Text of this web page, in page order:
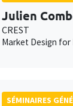
Julien
CREST
Market Design
SÉMINAIRES